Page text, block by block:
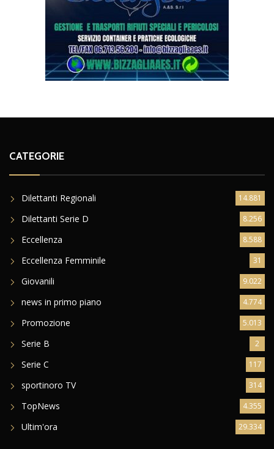
CATEGORIE
Dilettanti Regionali 14.881
Dilettanti Serie D 8.256
Eccellenza 8.588
Eccellenza Femminile 31
Giovanili 9.022
news in primo piano 4.774
Promozione 5.013
Serie B 2
Serie C 117
sportinoro TV 314
TopNews 4.355
Ultim'ora 29.334